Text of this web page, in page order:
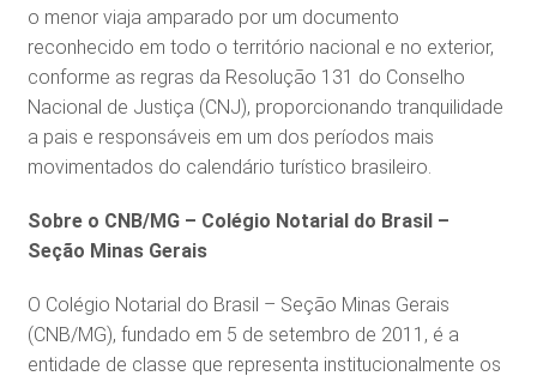
o menor viaja amparado por um documento
reconhecido em todo o território nacional e no exterior,
conforme as regras da Resolução 131 do Conselho
Nacional de Justiça (CNJ), proporcionando tranquilidade
a pais e responsáveis em um dos períodos mais
movimentados do calendário turístico brasileiro.
Sobre o CNB/MG – Colégio Notarial do Brasil –
Seção Minas Gerais
O Colégio Notarial do Brasil – Seção Minas Gerais
(CNB/MG), fundado em 5 de setembro de 2011, é a
entidade de classe que representa institucionalmente os